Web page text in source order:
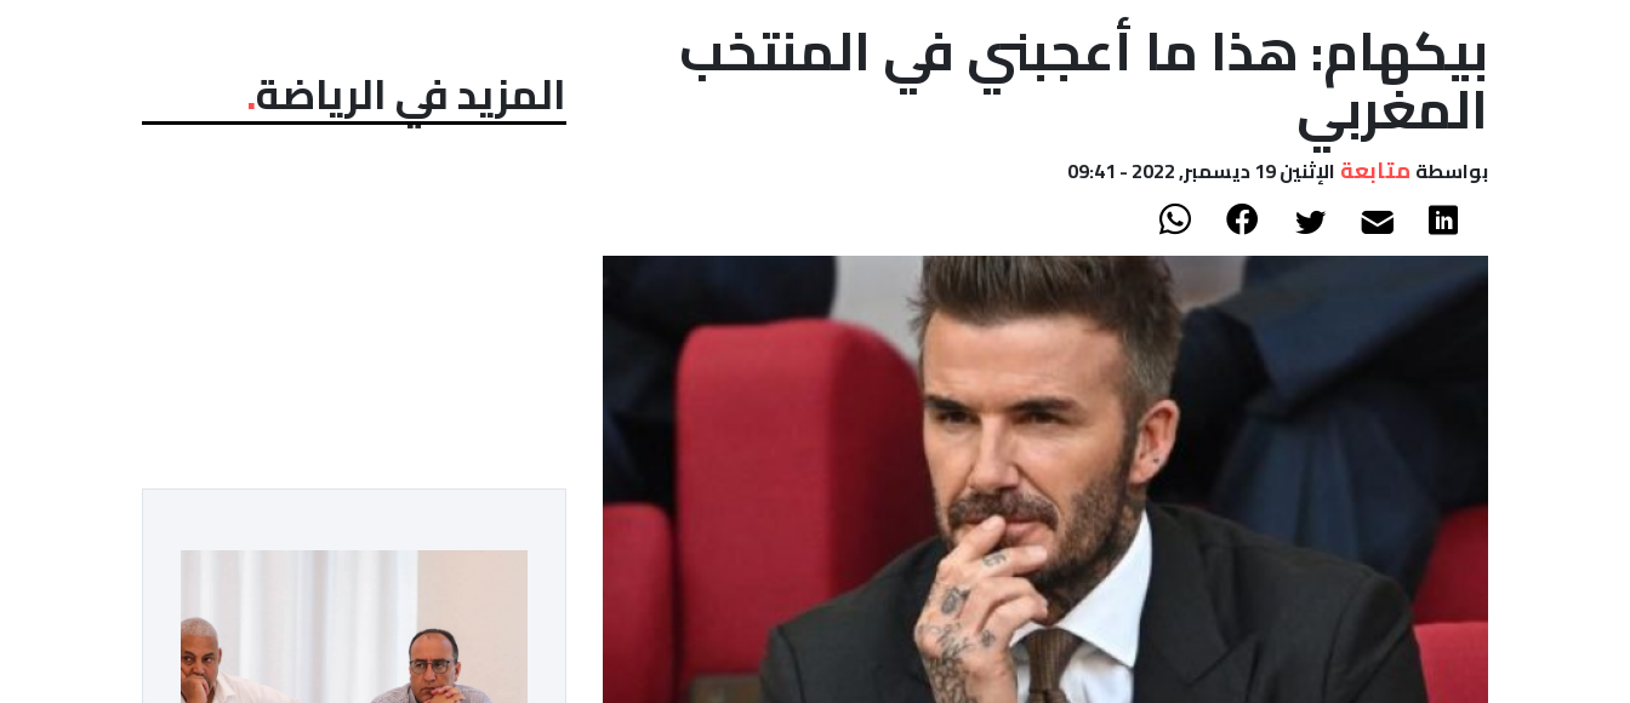
بيكهام: هذا ما أعجبني في المنتخب
المغربي
بواسطة متابعة الإثنين 19 ديسمبر, 2022 - 09:41
المزيد في الرياضة